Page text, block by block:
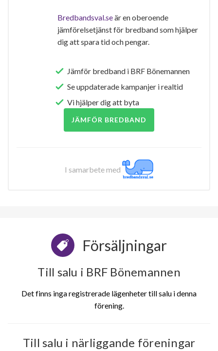
Bredbandsval.seär en oberoende
jämförelsetjänst för bredband som hjälper
dig att spara tid och pengar.
Jämför bredband i BRF Bönemannen
Se uppdaterade kampanjer i realtid
Vi hjälper dig att byta
JÄMFÖR BREDBAND
I samarbete med
Försäljningar
Till salu i BRF Bönemannen
Det finns inga registrerade lägenheter till salu i denna
förening.
Till salu i närliggande föreningar